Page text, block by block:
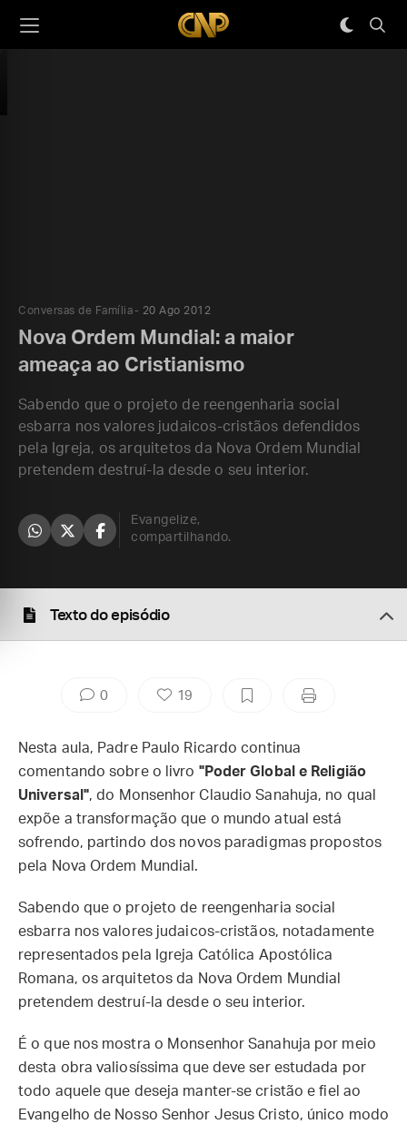
Conversas de Família 20 Ago 2012
Nova Ordem Mundial: a maior
ameaça ao Cristianismo
Sabendo que o projeto de reengenharia social
esbarra nos valores judaicos-cristãos defendidos
pela Igreja, os arquitetos da Nova Ordem Mundial
pretendem destruí-la desde o seu interior.
Evangelize,
compartilhando.
Texto do episódio
0 19
Nesta aula, Padre Paulo Ricardo continua
comentando sobre o livro "Poder Global e Religião
Universal", do Monsenhor Claudio Sanahuja, no qual
expõe a transformação que o mundo atual está
sofrendo, partindo dos novos paradigmas propostos
pela Nova Ordem Mundial.
Sabendo que o projeto de reengenharia social
esbarra nos valores judaicos-cristãos, notadamente
representados pela Igreja Católica Apostólica
Romana, os arquitetos da Nova Ordem Mundial
pretendem destruí-la desde o seu interior.
É o que nos mostra o Monsenhor Sanahuja por meio
desta obra valiosíssima que deve ser estudada por
todo aquele que deseja manter-se cristão e fiel ao
Evangelho de Nosso Senhor Jesus Cristo, único modo